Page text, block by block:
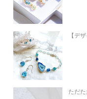
【デ
ただ